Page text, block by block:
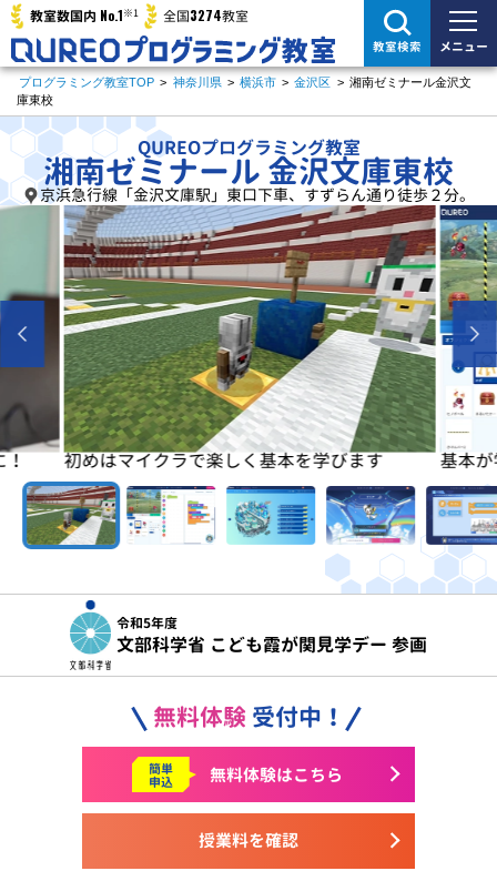
教室数国内 No.1※1 全国3274教室
教室検索 メニュー
プログラミング教室TOP > 神奈川県 > 横浜市 > 金沢区 > 湘南ゼミナール金沢文
庫東校
QUREOプログラミング教室
湘南ゼミナール 金沢文庫東校
京浜急行線「金沢文庫駅」東口下車、すずらん通り徒歩２分。
！ 初めはマイクラで楽しく基本を学びます 基本
令和5年度
文部科学省 こども霞が関見学デー 参画
無料体験 受付中！
授業料を確認
簡単
申込 無料体験はこちら